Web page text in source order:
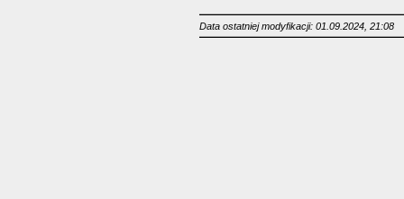
Data ostatniej modyfikacji: 01.09.2024, 21:08